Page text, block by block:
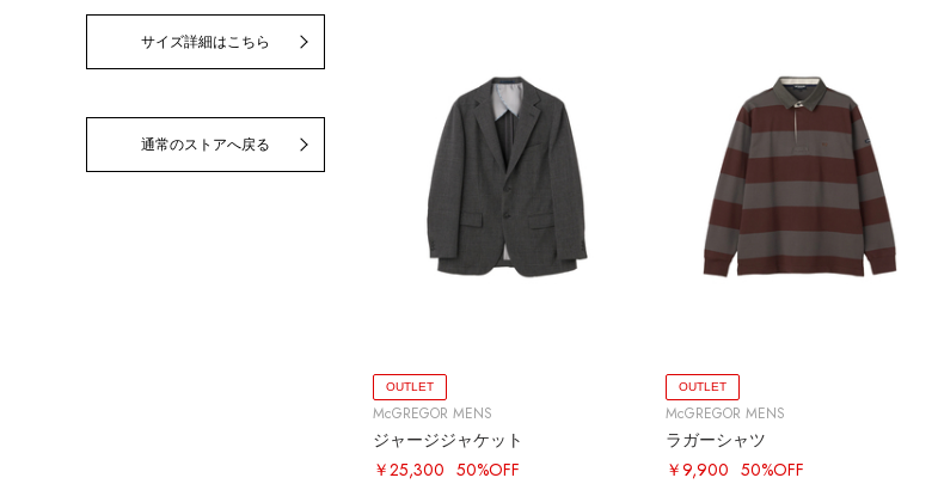
サイズ詳細はこちら
通常のストアへ戻る
OUTLET
McGREGOR MENS
ジャージジャケット
￥25,300 50%OFF
OUTLET
McGREGOR MENS
ラガーシャツ
￥9,900 50%OFF